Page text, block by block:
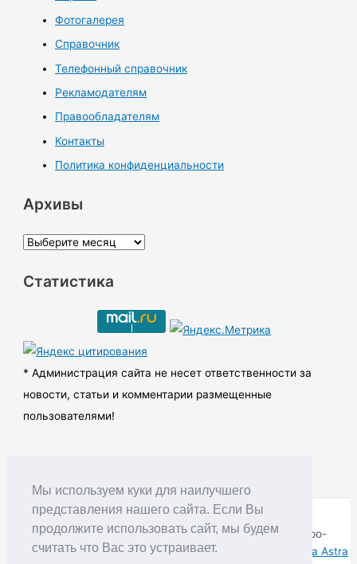
Мы используем куки для наилучшего
представления нашего сайта. Если Вы
продолжите использовать сайт, мы будем
считать что Вас это устраивает.
Фотогалерея
Справочник
Телефонный справочник
Рекламодателям
Правообладателям
Контакты
Политика конфиденциальности
Архивы
А
х
ы
Статистика
* Администрация сайта не несет ответственности за
новости, статьи и комментарии размещенные
пользователями!
Copyright © RUDNIK.MOBI 28.06.2008 - 2026 | Северо-
Енисейский округ Красноярского края | Powered by
Тема Astra